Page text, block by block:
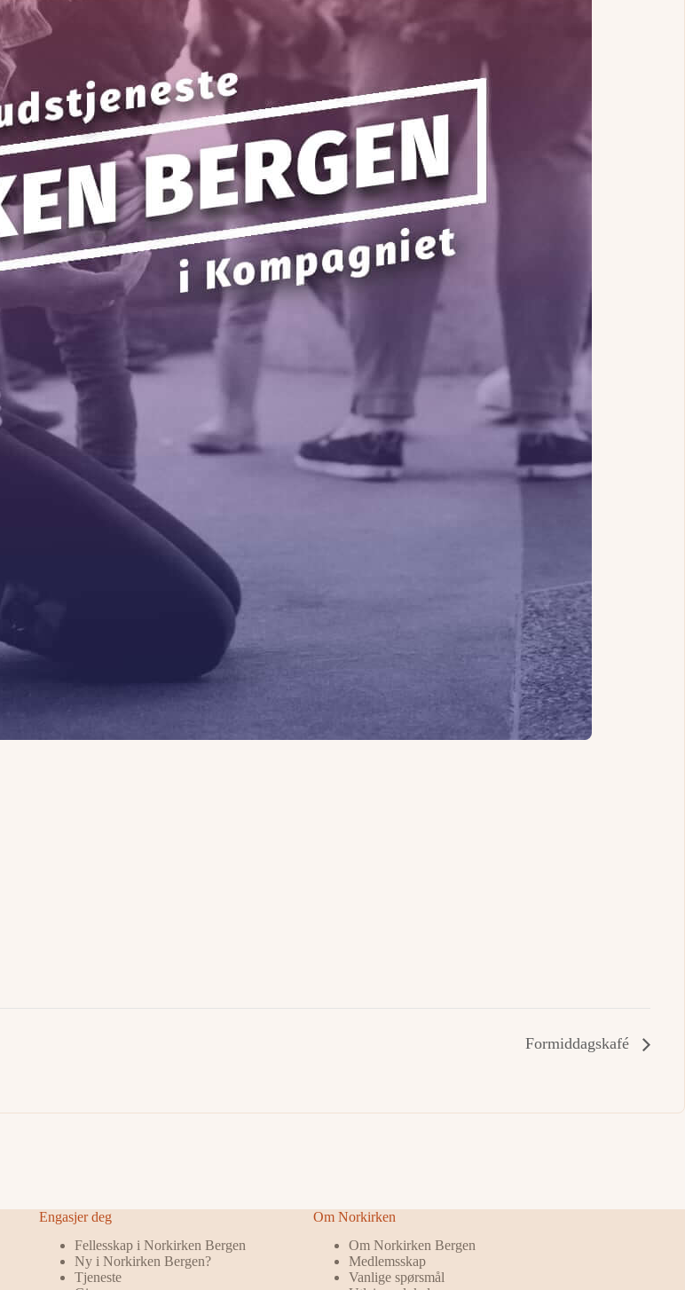
Formiddagskafé
Engasjer deg
Fellesskap i Norkirken Bergen
Ny i Norkirken Bergen?
Tjeneste
Om Norkirken
Om Norkirken Bergen
Medlemsskap
Vanlige spørsmål